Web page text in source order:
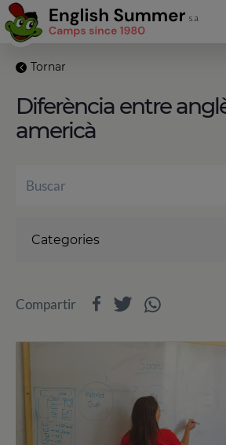
Tornar
Diferència entre
americà
Categories
Compartir